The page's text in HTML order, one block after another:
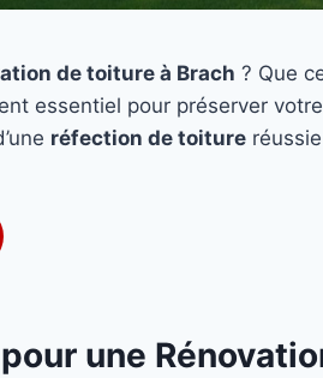
de toiture à Brach ? Que
essentiel pour préserver votre
réfection de toiture
une